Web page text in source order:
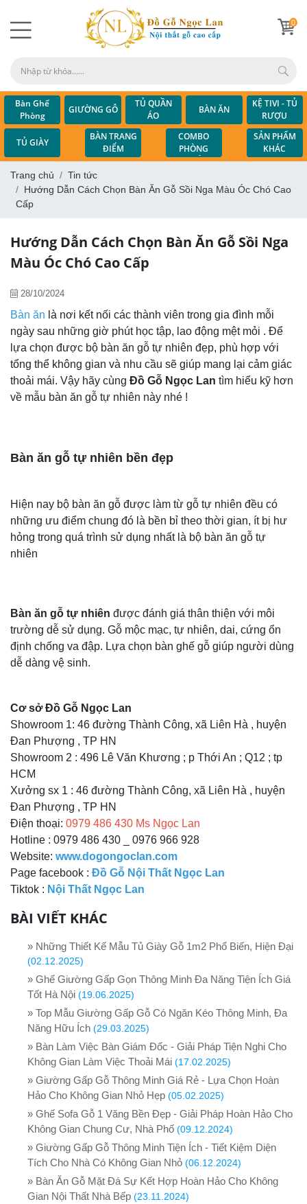
0
Bàn Ghế
Phòng
Khách
GIƯỜNG GỖ
TỦ QUẦN
ÁO
BÀN ĂN
KỆ TIVI - TỦ
RƯỢU
TỦ GIÀY
BÀN TRANG
ĐIỂM
COMBO
PHÒNG
NGỦ
SẢN PHẨM
KHÁC
Trang chủ
Tin tức
Hướng Dẫn Cách Chọn Bàn Ăn Gỗ Sồi Nga Màu Óc Chó Cao
Cấp
Hướng Dẫn Cách Chọn Bàn Ăn Gỗ Sồi Nga
Màu Óc Chó Cao Cấp
28/10/2024
Bàn ăn là nơi kết nối các thành viên trong gia đình mỗi
ngày sau những giờ phút học tập, lao động mệt mỏi . Để
lựa chọn được bộ bàn ăn gỗ tự nhiên đẹp, phù hợp với
tổng thể không gian và nhu cầu sẽ giúp mang lại cảm giác
thoải mái. Vậy hãy cùng Đồ Gỗ Ngọc Lan tìm hiểu kỹ hơn
về mẫu bàn ăn gỗ tự nhiên này nhé !
Bàn ăn gỗ tự nhiên bền đẹp
Hiện nay bộ bàn ăn gỗ được làm từ gỗ tự nhiên đều có
những ưu điểm chung đó là bền bỉ theo thời gian, ít bị hư
hỏng trong quá trình sử dụng nhất là bộ bàn ăn gỗ tự
nhiên
Bàn ăn gỗ tự nhiên được đánh giá thân thiện với môi
trường dễ sử dụng. Gỗ mộc mạc, tự nhiên, dai, cứng ổn
định chống va đập. Lựa chọn bàn ghế gỗ giúp người dùng
dễ dàng vệ sinh.
Cơ sở Đồ Gỗ Ngọc Lan
Showroom 1: 46 đường Thành Công, xã Liên Hà , huyện
Đan Phượng , TP HN
Showroom 2 : 496 Lê Văn Khương ; p Thới An ; Q12 ; tp
HCM
Xưởng sx 1 : 46 đường Thành Công, xã Liên Hà , huyện
Đan Phượng , TP HN
Điện thoại: 0979 486 430 Ms Ngọc Lan
Hotline : 0979 486 430 _ 0976 966 928
Website: www.dogongoclan.com
Page facebook : Đồ Gỗ Nội Thất Ngọc Lan
Tiktok : Nội Thất Ngọc Lan
BÀI VIẾT KHÁC
» Những Thiết Kế Mẫu Tủ Giày Gỗ 1m2 Phổ Biến, Hiện Đại
(02.12.2025)
» Ghế Giường Gấp Gọn Thông Minh Đa Năng Tiện Ích Giá
Tốt Hà Nội (19.06.2025)
» Top Mẫu Giường Gấp Gỗ Có Ngăn Kéo Thông Minh, Đa
Năng Hữu Ích (29.03.2025)
» Bàn Làm Việc Bàn Giám Đốc - Giải Pháp Tiện Nghi Cho
Không Gian Làm Việc Thoải Mái (17.02.2025)
» Giường Gấp Gỗ Thông Minh Giá Rẻ - Lựa Chọn Hoàn
Hảo Cho Không Gian Nhỏ Hẹp (05.02.2025)
» Ghế Sofa Gỗ 1 Văng Bền Đẹp - Giải Pháp Hoàn Hảo Cho
Không Gian Chung Cư, Nhà Phố (09.12.2024)
» Giường Gấp Gỗ Thông Minh Tiện Ích - Tiết Kiệm Diện
Tích Cho Nhà Có Không Gian Nhỏ (06.12.2024)
» Bàn Ăn Gỗ Mặt Đá Sự Kết Hợp Hoàn Hảo Cho Không
Gian Nội Thất Nhà Bếp (23.11.2024)